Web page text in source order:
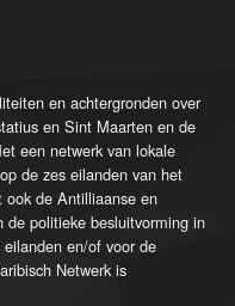
en achtergronden over
en Sint Maarten en de
een netwerk van lokale
de zes eilanden van het
ook de Antilliaanse en
de politieke besluitvorming in
en/of voor de
Netwerk is